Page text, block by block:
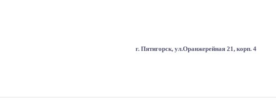
г. Пятигорск, ул.Оранжерейная 21, корп. 4